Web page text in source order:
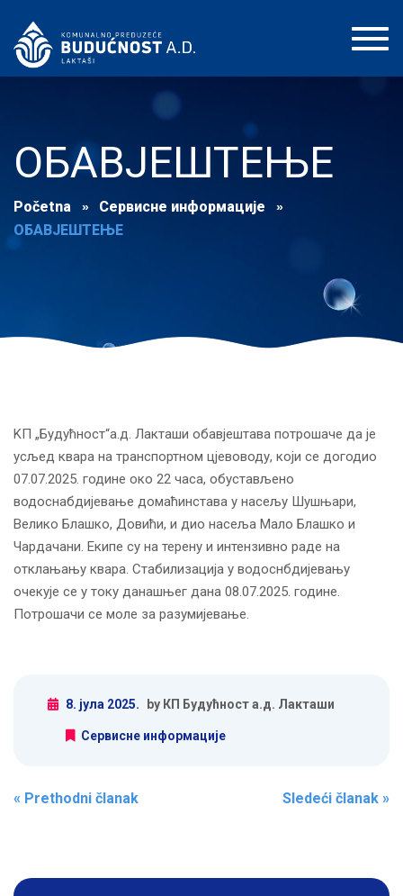
ОБАВЈЕШТЕЊЕ
Početna
Сервисне информације
ОБАВЈЕШТЕЊЕ
KП „Будућност“а.д. Лакташи обавјештава потрошаче да је
усљед квара на транспортном цјевоводу, који се догодио
07.07.2025. године око 22 часа, обустављено
водоснабдијевање домаћинстава у насељу Шушњари,
Велико Блашко, Довићи, и дио насеља Мало Блашко и
Чардачани. Екипе су на терену и интензивно раде на
отклањању квара. Стабилизација у водоснбдијевању
очекује се у току данашњег дана 08.07.2025. године.
Потрошачи се моле за разумијевање.
8. јула 2025. by КП Будућност а.д. Лакташи
Сервисне информације
Post navigation
« Prethodni članak Sledeći članak »